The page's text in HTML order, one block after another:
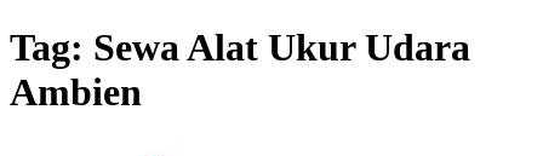
Tag: Sewa Alat Ukur Udara
Ambien